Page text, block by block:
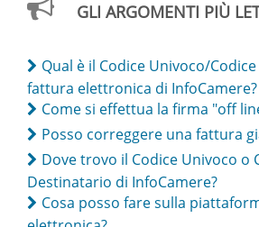
GLI ARGOMENTI PIÙ
Qual è il Codice Univoco/
fattura elettronica di InfoCamere?
Come si effettua la firma "off
Posso correggere una fattura
Dove trovo il Codice Univoco o
Destinatario di InfoCamere?
Cosa posso fare sulla